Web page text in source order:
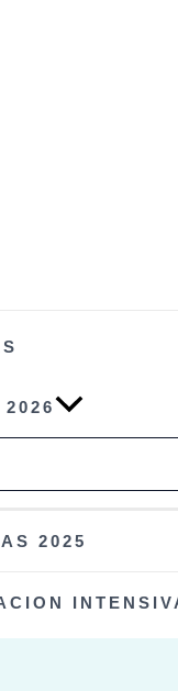
2026
2025